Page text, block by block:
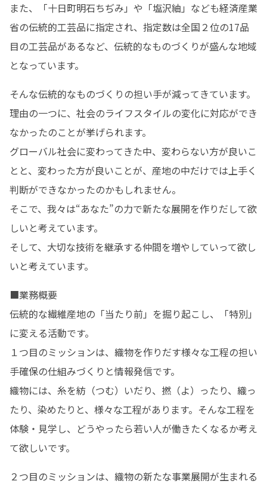
また、「十日町明石ちぢみ」や「塩沢紬」なども経済産業
省の伝統的工芸品に指定され、指定数は全国２位の17品
目の工芸品があるなど、伝統的なものづくりが盛んな地域
となっています。
そんな伝統的なものづくりの担い手が減ってきています。
理由の一つに、社会のライフスタイルの変化に対応ができ
なかったのことが挙げられます。
グローバル社会に変わってきた中、変わらない方が良いこ
とと、変わった方が良いことが、産地の中だけでは上手く
判断ができなかったのかもしれません。
そこで、我々は“あなた”の力で新たな展開を作りだして欲
しいと考えています。
そして、大切な技術を継承する仲間を増やしていって欲し
いと考えています。
■業務概要
伝統的な繊維産地の「当たり前」を掘り起こし、「特別」
に変える活動です。
１つ目のミッションは、織物を作りだす様々な工程の担い
手確保の仕組みづくりと情報発信です。
織物には、糸を紡（つむ）いだり、撚（よ）ったり、織っ
たり、染めたりと、様々な工程があります。そんな工程を
体験・見学し、どうやったら若い人が働きたくなるか考え
て欲しいです。
２つ目のミッションは、織物の新たな事業展開が生まれる